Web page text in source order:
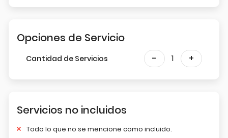
Opciones de Servicio
Cantidad de Servicios - 1 +
Servicios no incluidos
Todo lo que no se mencione como incluido.